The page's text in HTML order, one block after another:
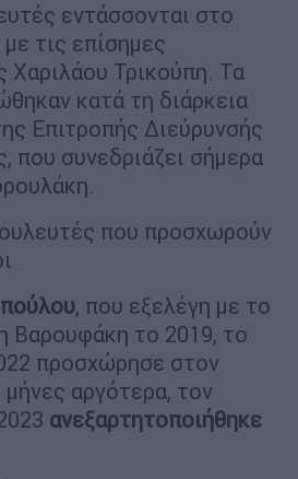
εντάσσονται στο
τις επίσημες
Χαριλάου Τρικούπη. Τα
κατά τη διάρκεια
Επιτροπής Διεύρυνσής
που συνεδριάζει σήμερα
που προσχωρούν
, που εξελέγη με το
Βαρουφάκη το 2019, το
προσχώρησε στον
αργότερα, τον
ανεξαρτητοποιήθηκε